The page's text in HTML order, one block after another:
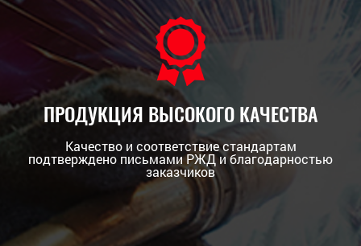
ПРОДУКЦИЯ ВЫСОКОГО КАЧЕСТВА
Качество и соответствие стандартам
подтверждено письмами РЖД и благодарностью
заказчиков